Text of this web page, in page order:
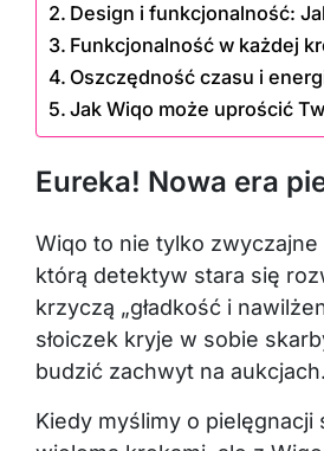
Design i funkcjonalność:
Funkcjonalność w każdej
Oszczędność czasu i
Jak Wiqo może uprościć
Eureka! Nowa era
Wiqo to nie tylko
którą detektyw stara się
krzyczą „gładkość i
słoiczek kryje w sobie
budzić zachwyt na aukcjach.
Kiedy myślimy o